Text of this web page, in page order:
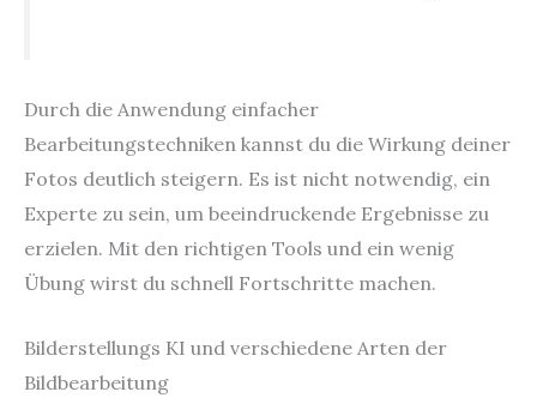
Durch die Anwendung einfacher
Bearbeitungstechniken kannst du die Wirkung deiner
Fotos deutlich steigern. Es ist nicht notwendig, ein
Experte zu sein, um beeindruckende Ergebnisse zu
erzielen. Mit den richtigen Tools und ein wenig
Übung wirst du schnell Fortschritte machen.
Bilderstellungs KI und verschiedene Arten der
Bildbearbeitung